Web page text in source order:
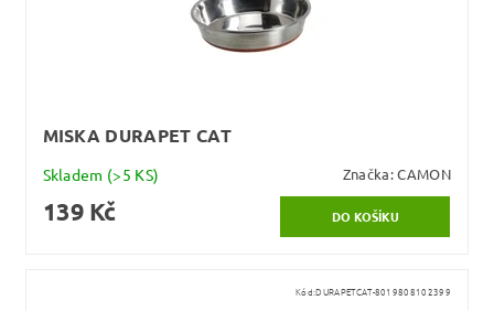
MISKA DURAPET CAT
Skladem (>5 KS) Značka:CAMON
139 Kč
Kód:DURAPETCAT-8019808102399